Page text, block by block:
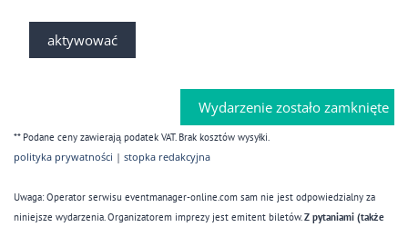
aktywować
Wydarzenie zostało zamknięte
** Podane ceny zawierają podatek VAT. Brak kosztów wysyłki.
polityka prywatności | stopka redakcyjna
Uwaga: Operator serwisu eventmanager-online.com sam nie jest odpowiedzialny za
niniejsze wydarzenia. Organizatorem imprezy jest emitent biletów.Z pytaniami (także